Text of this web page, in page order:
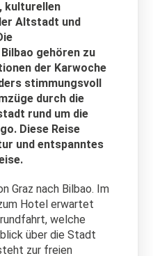
kulturellen
Altstadt und
gehören zu
der Karwoche
stimmungsvoll
durch die
rund um die
Diese Reise
und entspanntes
Graz nach Bilbao. Im
Hotel erwartet
welche
über die Stadt
zur freien